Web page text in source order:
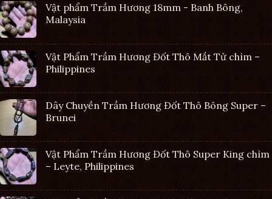
Vật phẩm Trầm Hương 18mm - Banh Bông,
Malaysia
Vật Phẩm Trầm Hương Đốt Thô Mắt Tử chìm –
Philippines
Dây Chuyền Trầm Hương Đốt Thô Bông Super –
Brunei
Vật Phẩm Trầm Hương Đốt Thô Super King chìm
– Leyte, Philippines